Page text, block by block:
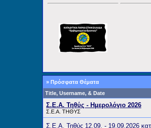
» Πρόσφατα Θέματα
Title, Username, & Date
Σ.Ε.Α. Τηθύς - Ημερολόγιο 2026
Σ.Ε.Α. ΤΗΘΥΣ
Σ.Ε.Α. Τηθύς 12.09. - 19.09.2026